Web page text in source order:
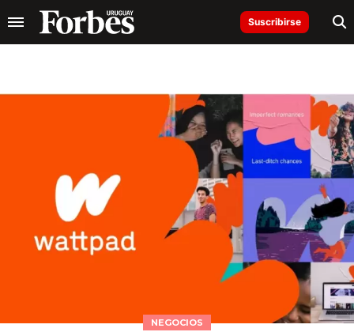
Suscribirse
NEGOCIOS